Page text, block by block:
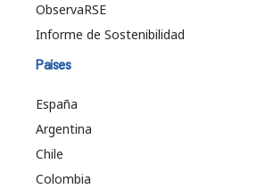
ObservaRSE
Informe de Sostenibilidad
Países
España
Argentina
Chile
Colombia